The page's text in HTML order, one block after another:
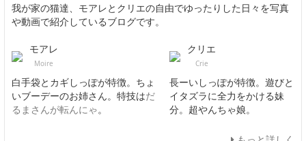
我が家の猫達、モアレとクリエの自由でゆったりした日々を写真
や動画で紹介しているブログです。
モアレ
Moire
白手袋とカギしっぽが特徴。ちょ
いブーデーのお姉さん。特技はだ
るまさんが転んにゃ。
クリエ
Crie
長ーいしっぽが特徴。遊びと
イタズラに全力をかける妹
分。超やんちゃ娘。